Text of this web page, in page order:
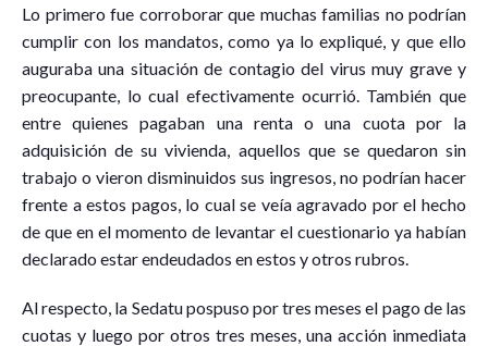
Lo primero fue corroborar que muchas familias no podrían
cumplir con los mandatos, como ya lo expliqué, y que ello
auguraba una situación de contagio del virus muy grave y
preocupante, lo cual efectivamente ocurrió. También que
entre quienes pagaban una renta o una cuota por la
adquisición de su vivienda, aquellos que se quedaron sin
trabajo o vieron disminuidos sus ingresos, no podrían hacer
frente a estos pagos, lo cual se veía agravado por el hecho
de que en el momento de levantar el cuestionario ya habían
declarado estar endeudados en estos y otros rubros.
Al respecto, la Sedatu pospuso por tres meses el pago de las
cuotas y luego por otros tres meses, una acción inmediata